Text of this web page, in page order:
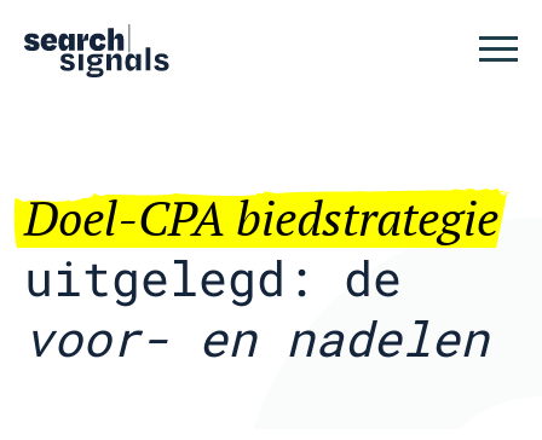
Doel-CPA biedstrategie
uitgelegd: de
voor- en nadelen